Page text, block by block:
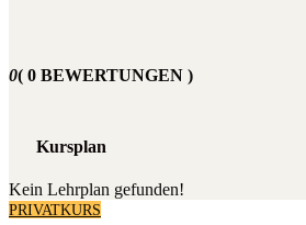
0( 0 BEWERTUNGEN )
Kursplan
Kein Lehrplan gefunden!
PRIVATKURS